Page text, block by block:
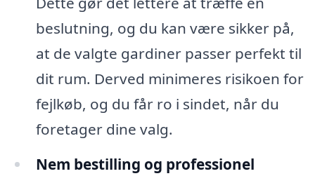
beslutning, og du kan være sikker på,
at de valgte gardiner passer perfekt til
dit rum. Derved minimeres risikoen for
fejlkøb, og du får ro i sindet, når du
foretager dine valg.
Nem bestilling og professionel